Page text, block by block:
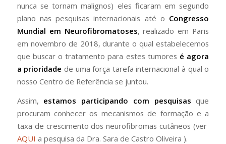
nunca se tornam malignos) eles ficaram em segundo
plano nas pesquisas internacionais até o Congresso
Mundial em Neurofibromatoses, realizado em Paris
em novembro de 2018, durante o qual estabelecemos
que buscar o tratamento para estes tumores é agora
a prioridade de uma força tarefa internacional à qual o
nosso Centro de Referência se juntou.
Assim, estamos participando com pesquisas que
procuram conhecer os mecanismos de formação e a
taxa de crescimento dos neurofibromas cutâneos (ver
AQUI a pesquisa da Dra. Sara de Castro Oliveira ).